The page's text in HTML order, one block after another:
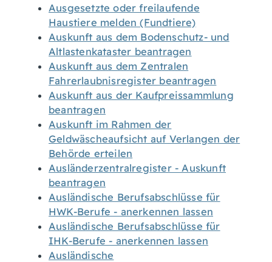
Ausgesetzte oder freilaufende
Haustiere melden (Fundtiere)
Auskunft aus dem Bodenschutz- und
Altlastenkataster beantragen
Auskunft aus dem Zentralen
Fahrerlaubnisregister beantragen
Auskunft aus der Kaufpreissammlung
beantragen
Auskunft im Rahmen der
Geldwäscheaufsicht auf Verlangen der
Behörde erteilen
Ausländerzentralregister - Auskunft
beantragen
Ausländische Berufsabschlüsse für
HWK-Berufe - anerkennen lassen
Ausländische Berufsabschlüsse für
IHK-Berufe - anerkennen lassen
Ausländische